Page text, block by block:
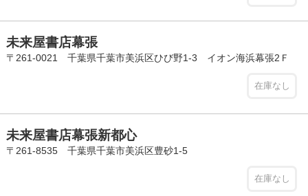
未来屋書店幕張
〒261-0021 千葉県千葉市美浜区ひび野1-3 イオン海浜幕張2Ｆ
在庫なし
未来屋書店幕張新都心
〒261-8535 千葉県千葉市美浜区豊砂1-5
在庫なし